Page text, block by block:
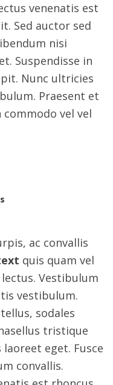
venenatis est
Sed auctor sed
nisi
Suspendisse in
Nunc ultricies
Praesent et
vel vel
ac convallis
quis quam vel
Vestibulum
vestibulum.
sodales
tristique
eget. Fusce
convallis.